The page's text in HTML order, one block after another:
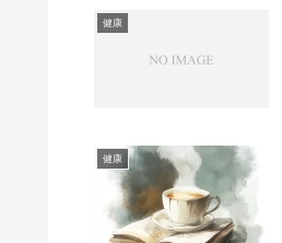
健康
健康